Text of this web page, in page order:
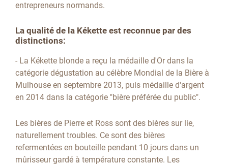
entrepreneurs normands.
La qualité de la Kékette est reconnue par des
distinctions:
- La Kékette blonde a reçu la médaille d'Or dans la
catégorie dégustation au célèbre Mondial de la Bière à
Mulhouse en septembre 2013, puis médaille d'argent
en 2014 dans la catégorie "bière préférée du public".
Les bières de Pierre et Ross sont des bières sur lie,
naturellement troubles. Ce sont des bières
refermentées en bouteille pendant 10 jours dans un
mûrisseur gardé à température constante. Les